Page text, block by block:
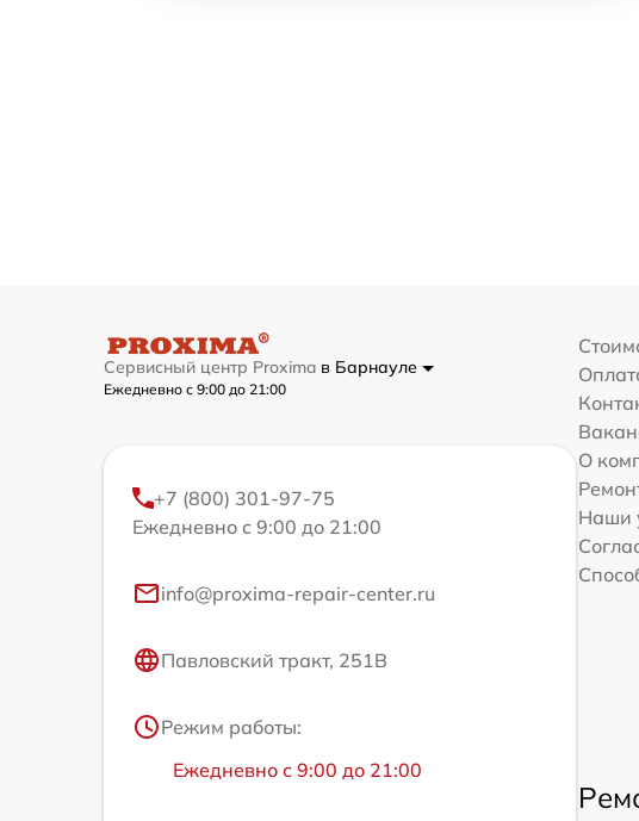
Сервисный центр Proxima в Барнауле
Ежедневно с 9:00 до 21:00
+7 (800) 301-97-75
Ежедневно с 9:00 до 21:00
info@proxima-repair-center.ru
Павловский тракт, 251В
Режим работы:
Ежедневно с 9:00 до 21:00
О
Наши